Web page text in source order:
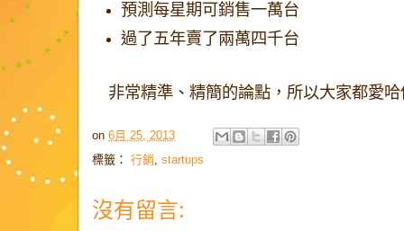
預測每星期可銷售一萬台
過了五年賣了兩萬四千台
非常精準、精簡的論點，所以大家都愛
on 6月 25, 2013
標籤： 行銷, startups
沒有留言: